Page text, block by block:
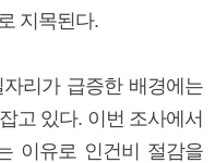
지목된다.
리가 급증한 배경에는
고 있다. 이번 조사에서
이유로 인건비 절감을